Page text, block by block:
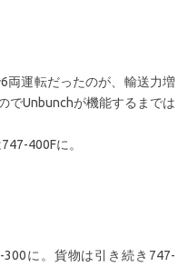
両運転だったのが、輸送力増
でUnbunchが機能するまでは
400Fに。
に。貨物は引き続き747-